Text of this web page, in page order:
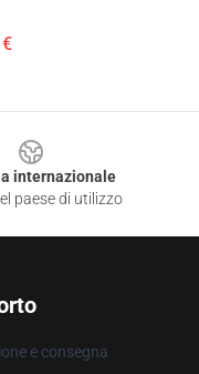
internazionale
paese di utilizzo
e consegna